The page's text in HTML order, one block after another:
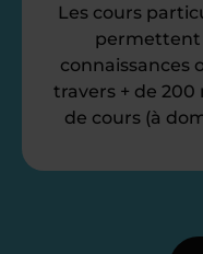
Les cours
permettent
connaissances
travers + de
de cours (à